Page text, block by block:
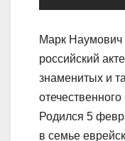
Марк
российский
знаменитых и
Родился 5
в семье